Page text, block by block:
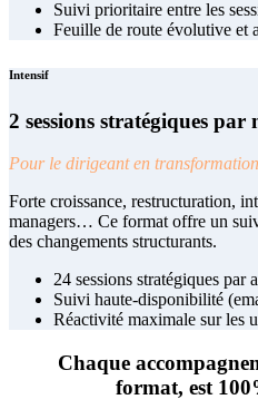
Suivi prioritaire entre les
Feuille de route évolutive et
Intensif
2 sessions stratégiques par
Pour le dirigeant en
Forte croissance, restructuration,
managers… Ce format offre un
des changements structurants.
24 sessions stratégiques par
Suivi haute-disponibilité
Réactivité maximale sur les
Chaque
format, est